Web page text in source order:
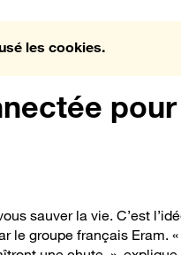
les cookies.
sauver la vie. C’est
le groupe français Eram.